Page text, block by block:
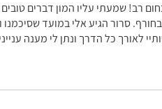
רב! שמעתי עליו המון דברים
סרור הגיע אלי במועד
לאורך כל הדרך ונתן לי מענה